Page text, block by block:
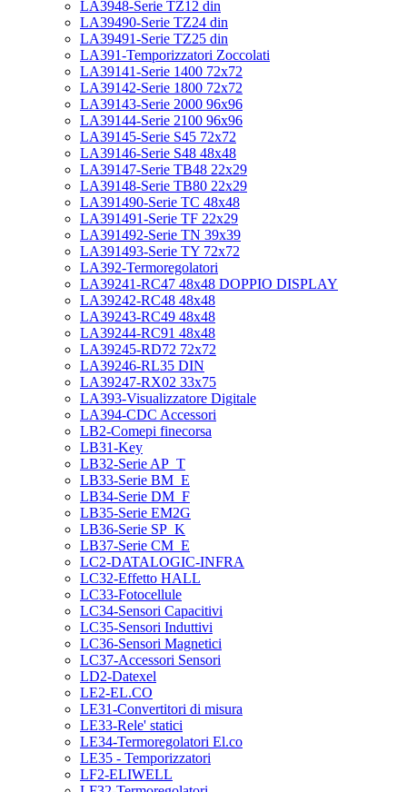
LA3948-Serie TZ12 din
LA39490-Serie TZ24 din
LA39491-Serie TZ25 din
LA391-Temporizzatori Zoccolati
LA39141-Serie 1400 72x72
LA39142-Serie 1800 72x72
LA39143-Serie 2000 96x96
LA39144-Serie 2100 96x96
LA39145-Serie S45 72x72
LA39146-Serie S48 48x48
LA39147-Serie TB48 22x29
LA39148-Serie TB80 22x29
LA391490-Serie TC 48x48
LA391491-Serie TF 22x29
LA391492-Serie TN 39x39
LA391493-Serie TY 72x72
LA392-Termoregolatori
LA39241-RC47 48x48 DOPPIO DISPLAY
LA39242-RC48 48x48
LA39243-RC49 48x48
LA39244-RC91 48x48
LA39245-RD72 72x72
LA39246-RL35 DIN
LA39247-RX02 33x75
LA393-Visualizzatore Digitale
LA394-CDC Accessori
LB2-Comepi finecorsa
LB31-Key
LB32-Serie AP_T
LB33-Serie BM_E
LB34-Serie DM_F
LB35-Serie EM2G
LB36-Serie SP_K
LB37-Serie CM_E
LC2-DATALOGIC-INFRA
LC32-Effetto HALL
LC33-Fotocellule
LC34-Sensori Capacitivi
LC35-Sensori Induttivi
LC36-Sensori Magnetici
LC37-Accessori Sensori
LD2-Datexel
LE2-EL.CO
LE31-Convertitori di misura
LE33-Rele' statici
LE34-Termoregolatori El.co
LE35 - Temporizzatori
LF2-ELIWELL